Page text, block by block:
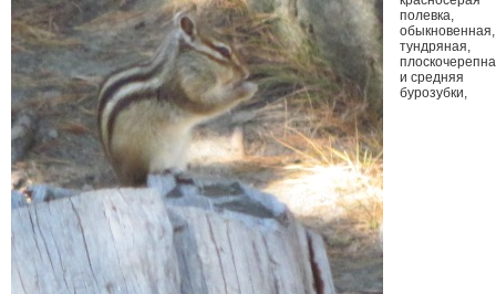
полевка,
обыкновенная,
тундряная,
и средняя
бурозубки,